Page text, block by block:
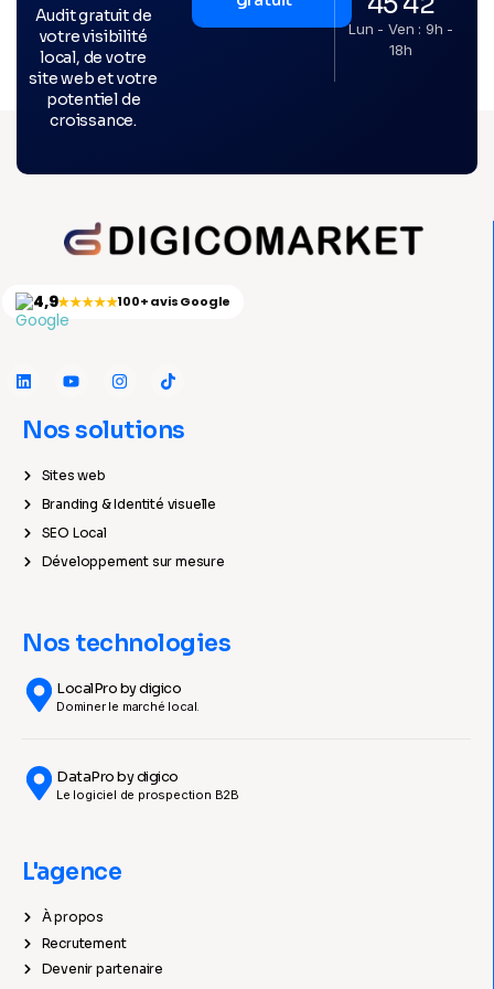
Audit gratuit de
votre visibilité
local, de votre
site web et votre
potentiel de
croissance.
Lun - Ven : 9h -
18h
4,9★★★★★100+ avis Google
Nos solutions
Sites web
Branding & Identité visuelle
SEO Local
Développement sur mesure
Nos technologies
LocalPro by digico
Dominer le marché local.
DataPro by digico
Le logiciel de prospection B2B
L'agence
À propos
Recrutement
Devenir partenaire